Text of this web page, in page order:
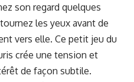
son regard quelques
les yeux avant de
vers elle. Ce petit jeu du
crée une tension et
de façon subtile.